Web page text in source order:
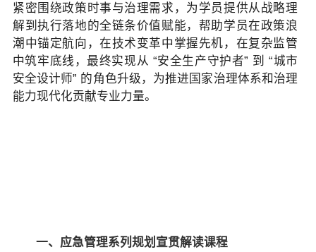
行业案例
培训
人力服务
EN
紧密围绕政策时事与治理需求，为学员提供从战略理
解到执行落地的全链条价值赋能，帮助学员在政策浪
潮中锚定航向，在技术变革中掌握先机，在复杂监管
中筑牢底线，最终实现从 “安全生产守护者” 到 “城市
安全设计师” 的角色升级，为推进国家治理体系和治理
能力现代化贡献专业力量。
一、应急管理系列规划宣贯解读课程